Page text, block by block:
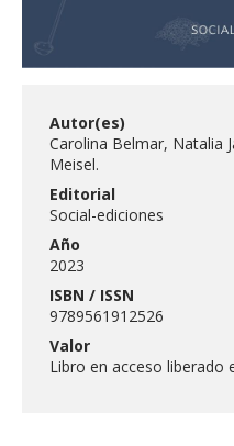
Autor(es)
Carolina Belmar, Natalia
Meisel.
Editorial
Social-ediciones
Año
2023
ISBN / ISSN
9789561912526
Valor
Libro en acceso liberado